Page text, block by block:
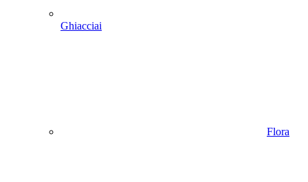
Ghiacciai
Flora